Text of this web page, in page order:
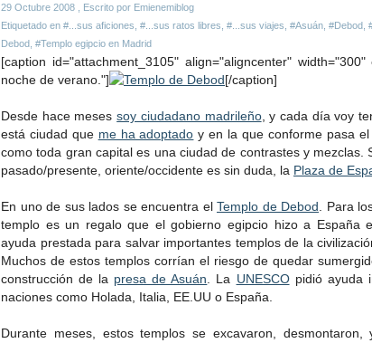
29 Octubre 2008 , Escrito por Emienemiblog
Etiquetado en #...sus aficiones #...sus ratos libres #...sus viajes #Asuán #Debod
Debod #Templo egipcio en Madrid
[caption id="attachment_3105" align="aligncenter"
noche de verano."]
[/caption]
Desde hace mesessoy ciudadano madrileño, y cada día voy
está ciudad que me ha adoptado y en la que conforme pasa
como toda gran capital es una ciudad de contrastes y mezclas.
pasado/presente, oriente/occidente es sin duda, la Plaza de
En uno de sus lados se encuentra el Templo de Debod . Para
templo es un regalo que el gobierno egipcio hizo a España
ayuda prestada para salvar importantes templos de la
Muchos de estos templos corrían el riesgo de quedar
construcción de la presa de Asuán . La UNESCOpidió ayuda
naciones como Holada, Italia, EE.UU o España.
Durante meses, estos templos se excavaron,